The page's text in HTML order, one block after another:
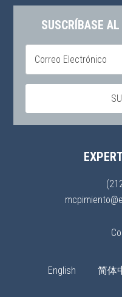
SUSCRÍBASE
English 简体